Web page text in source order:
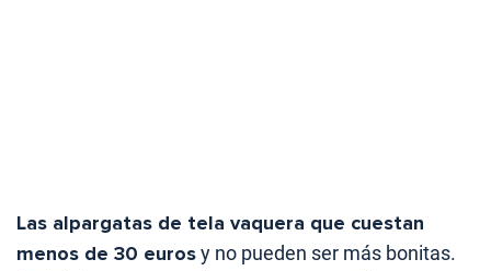
Las alpargatas de tela vaquera que cuestan
menos de 30 eurosy no pueden ser más bonitas.